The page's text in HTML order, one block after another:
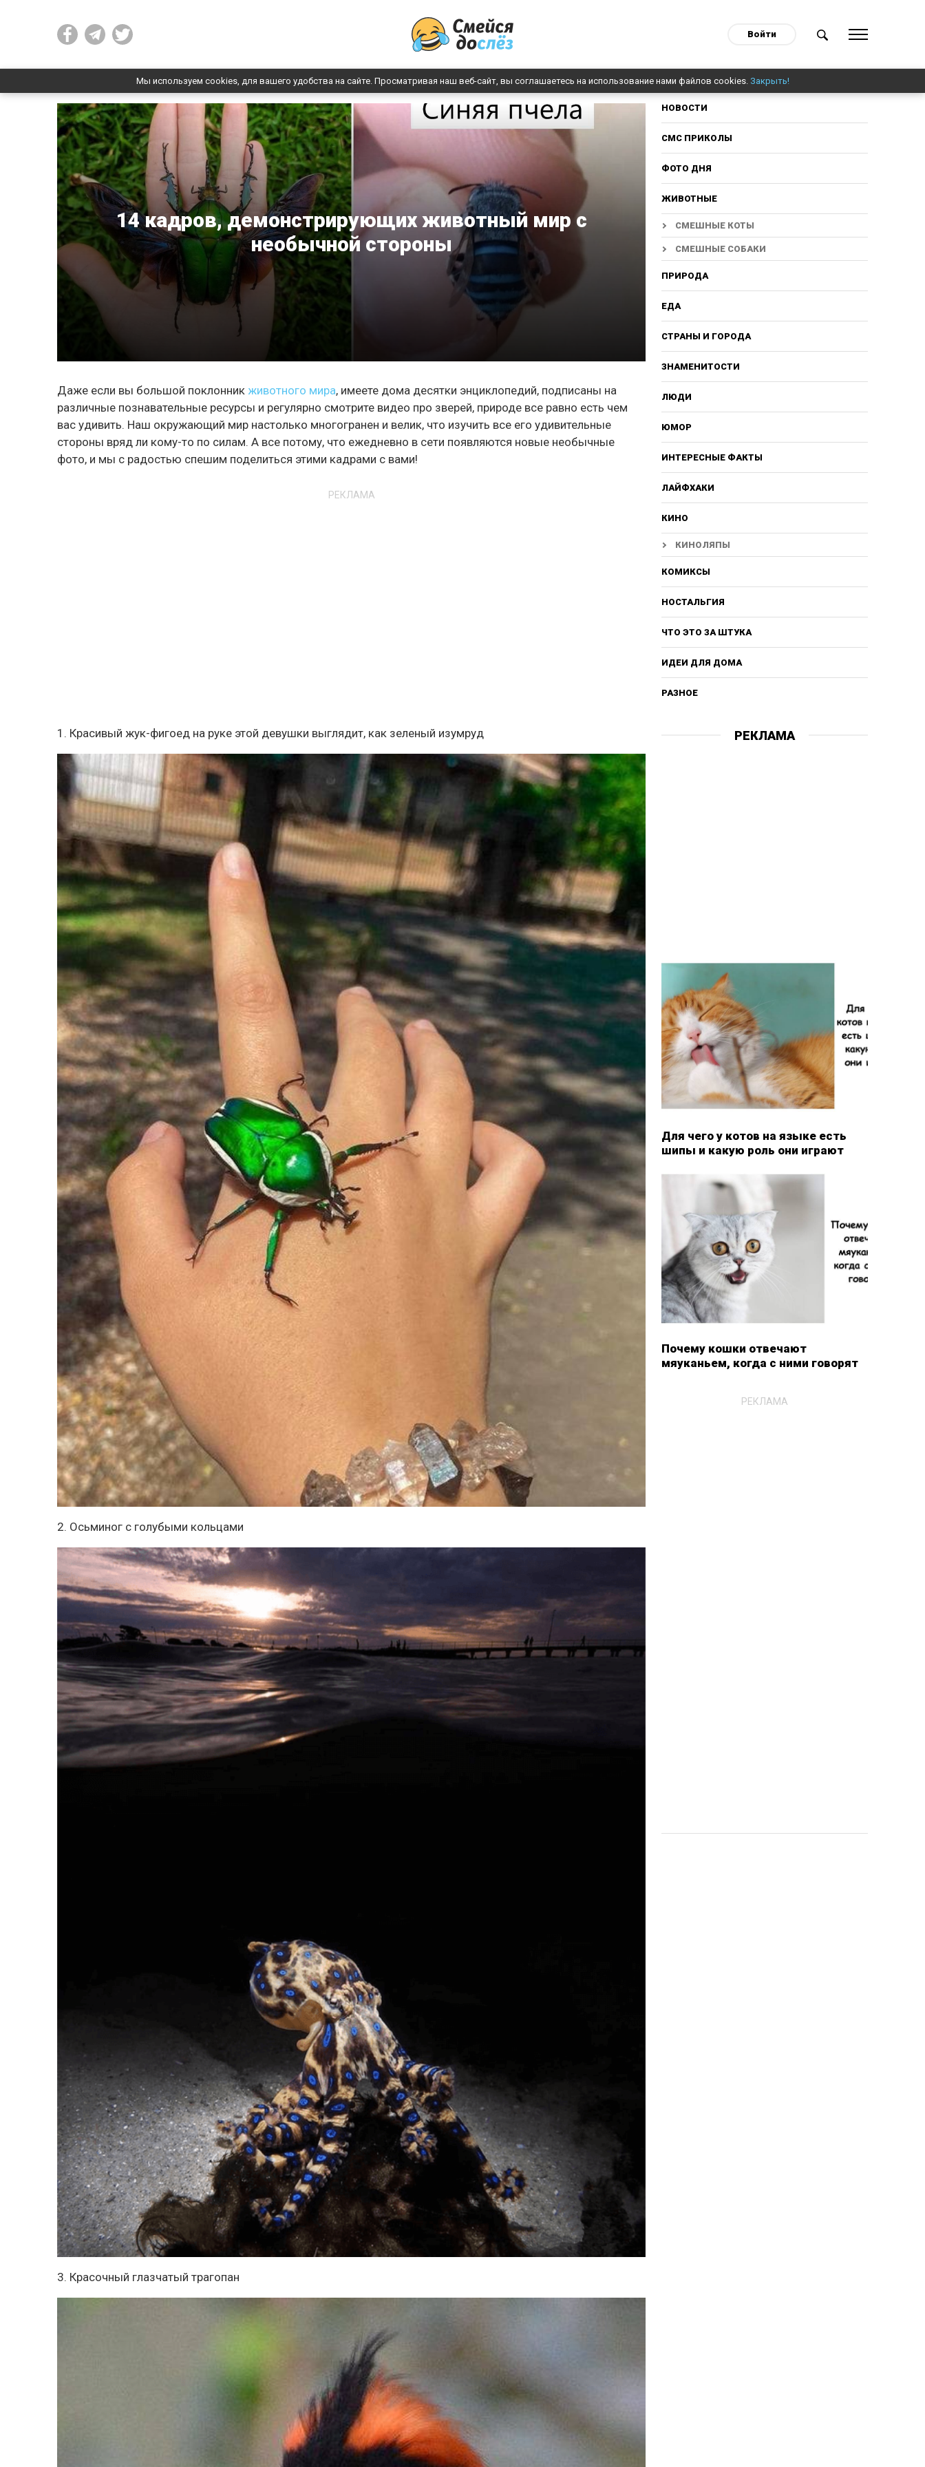
Войти
Мы используем cookies, для вашего удобства на сайте. Просматривая наш веб-сайт, вы соглашаетесь на использование нами файлов cookies. Закрыть!
14 кадров, демонстрирующих животный мир с
необычной стороны
Даже если вы большой поклонник животного мира, имеете дома десятки энциклопедий, подписаны на
различные познавательные ресурсы и регулярно смотрите видео про зверей, природе все равно есть чем
вас удивить. Наш окружающий мир настолько многогранен и велик, что изучить все его удивительные
стороны вряд ли кому-то по силам. А все потому, что ежедневно в сети появляются новые необычные
фото, и мы с радостью спешим поделиться этими кадрами с вами!
РЕКЛАМА
1. Красивый жук-фигоед на руке этой девушки выглядит, как зеленый изумруд
2. Осьминог с голубыми кольцами
3. Красочный глазчатый трагопан
НОВОСТИ
СМС ПРИКОЛЫ
ФОТО ДНЯ
ЖИВОТНЫЕ
СМЕШНЫЕ КОТЫ
СМЕШНЫЕ СОБАКИ
ПРИРОДА
ЕДА
СТРАНЫ И ГОРОДА
ЗНАМЕНИТОСТИ
ЛЮДИ
ЮМОР
ИНТЕРЕСНЫЕ ФАКТЫ
ЛАЙФХАКИ
КИНО
КИНОЛЯПЫ
КОМИКСЫ
НОСТАЛЬГИЯ
ЧТО ЭТО ЗА ШТУКА
ИДЕИ ДЛЯ ДОМА
РАЗНОЕ
РЕКЛАМА
Для чего у котов на языке есть
шипы и какую роль они играют
Почему кошки отвечают
мяуканьем, когда с ними говорят
РЕКЛАМА